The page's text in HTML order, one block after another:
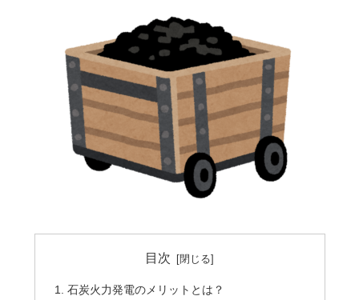
目次
石炭火力発電のメリットとは？